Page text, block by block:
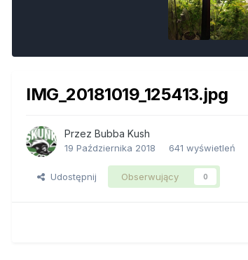
IMG_20181019_125413.jpg
Przez Bubba Kush
19 Października 2018 641 wyświetleń
Udostępnij Obserwujący 0